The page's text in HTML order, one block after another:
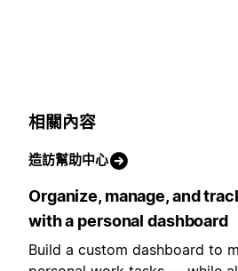
相關內容
造訪幫助中心
Organize, manage, and
with a personal dashboard
Build a custom dashboard to